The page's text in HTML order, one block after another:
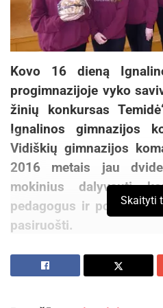
Kovo 16 dieną
progimnazijoje vyko
žinių konkursas
Ignalinos gimnazijos
Vidiškių gimnazijos
2016 metais jau
mokinius dalyvauti
pedagogus ir policijos
pasiruošti.
Konkurso tikslas –
sąmoningumą,
Skaityti